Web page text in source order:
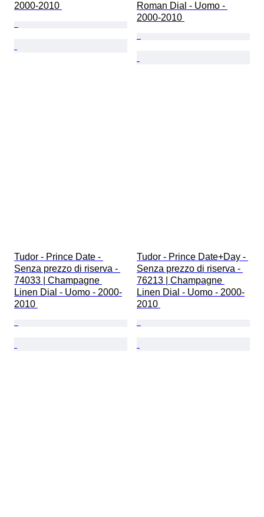
2000-2010
Roman Dial - Uomo -
2000-2010
Tudor - Prince Date -
Senza prezzo di riserva -
74033 | Champagne
Linen Dial - Uomo - 2000-
2010
Tudor - Prince Date+Day -
Senza prezzo di riserva -
76213 | Champagne
Linen Dial - Uomo - 2000-
2010